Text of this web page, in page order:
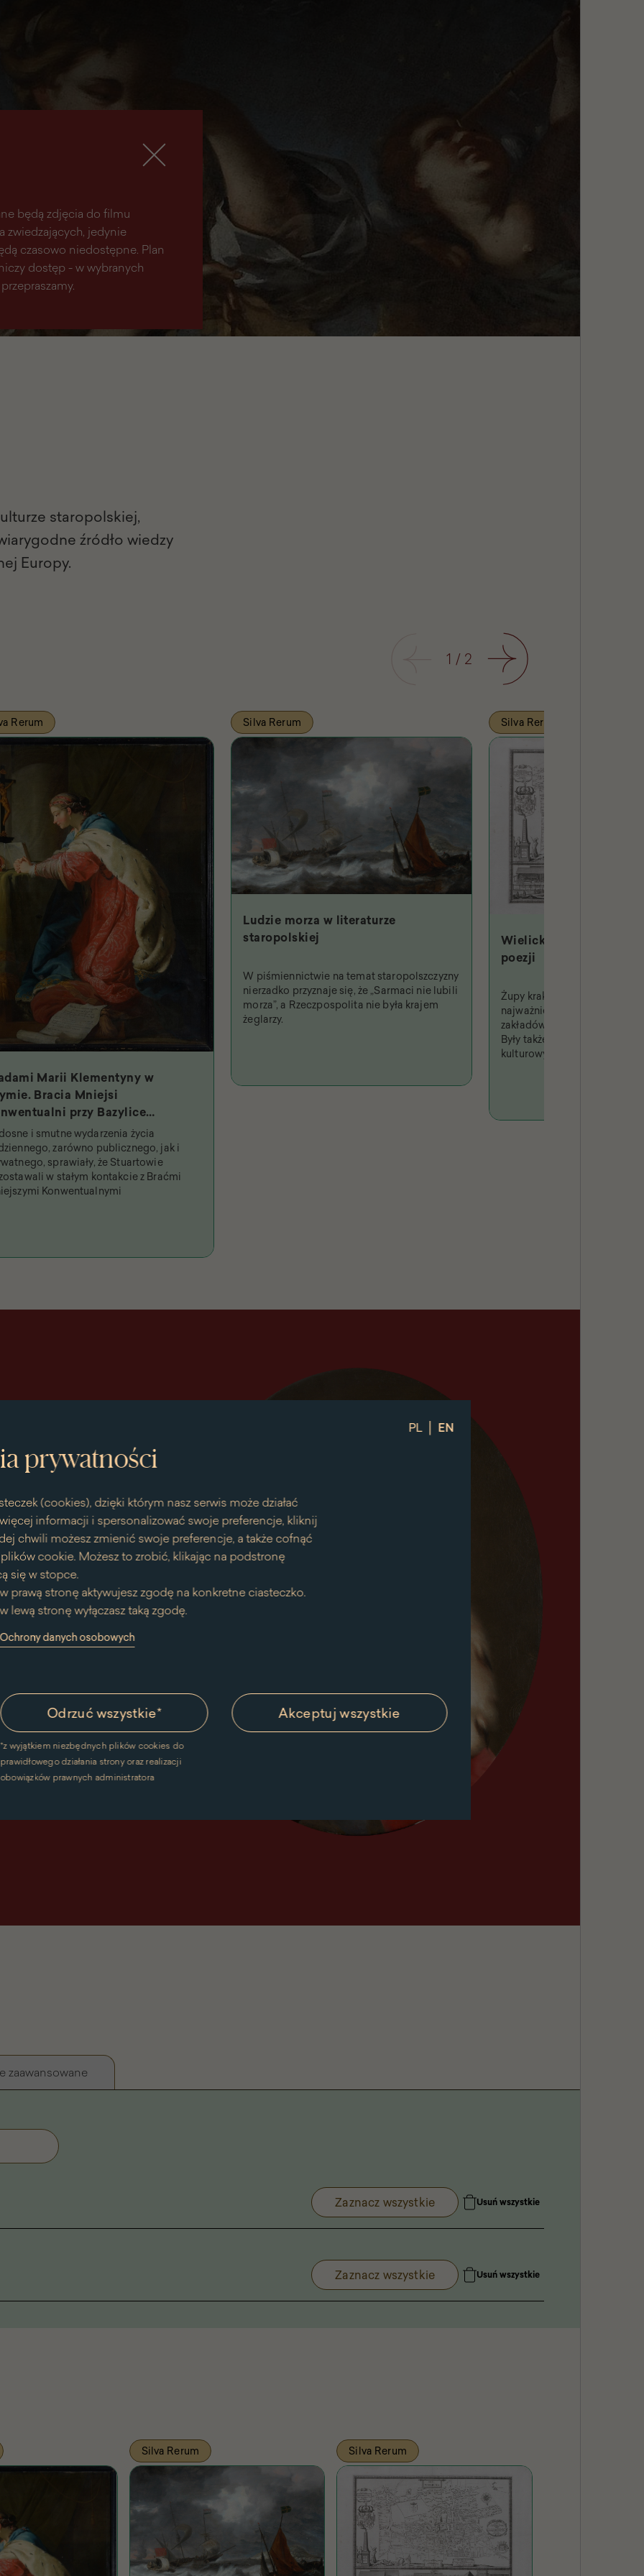
PL | EN
prywatności
(cookies), dzięki którym nasz serwis może działać
informacji i spersonalizować swoje preferencje, kliknij
chwili możesz zmienić swoje preferencje, a także cofnąć
cookie. Możesz to zrobić, klikając na podstronę
się w stopce.
prawą stronę aktywujesz zgodę na konkretne ciasteczko.
lewą stronę wyłączasz taką zgodę.
danych osobowych
Odrzuć wszystkie*
*z wyjątkiem niezbędnych plików cookies do
prawidłowego działania strony oraz realizacji
obowiązków prawnych administratora
Akceptuj wszystkie
będą zdjęcia do filmu
zwiedzających, jedynie
czasowo niedostępne. Plan
dostęp - w wybranych
staropolskiej,
źródło wiedzy
Europy.
1 / 2 Następny
Rerum
Marii Klementyny w
Bracia Mniejsi
przy Bazylice
Dwunastu Apostołów i
królowa
i smutne wydarzenia życia
zarówno publicznego, jak i
sprawiały, że Stuartowie
w stałym kontakcie z Braćmi
Konwentualnymi
Silva Rerum
Ludzie morza w literaturze
staropolskiej
W piśmiennictwie na temat staropolszczyzny
nierzadko przyznaje się, że „Sarmaci nie lubili
morza”, a Rzeczpospolita nie była krajem
żeglarzy.
Silva Rerum
Wielicki Hades w
poezji
Żupy krakowskie były jednym
najważniejszych i
zakładów produkcyjnych w
Były także fenomenem
kulturowym, niejednokrotnie
zaawansowane
Zaznacz wszystkie Usuń wszystkie
Zaznacz wszystkie Usuń wszystkie
Silva Rerum Silva Rerum